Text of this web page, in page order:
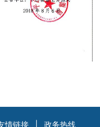
情链接 政务热线